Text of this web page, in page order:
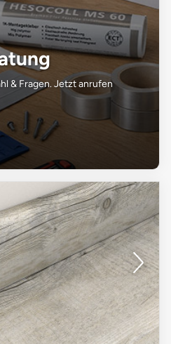
& Fragen. Jetzt anrufen